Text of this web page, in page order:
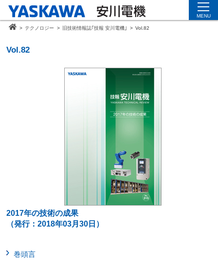
MENU
> テクノロジー > 旧技術情報誌｢技報 安川電機｣ > Vol.82
Vol.82
2017年の技術の成果
（発行：2018年03月30日）
巻頭言